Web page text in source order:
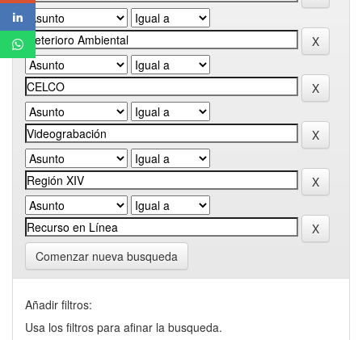
Comenzar nueva busqueda
Añadir filtros:
Usa los filtros para afinar la busqueda.